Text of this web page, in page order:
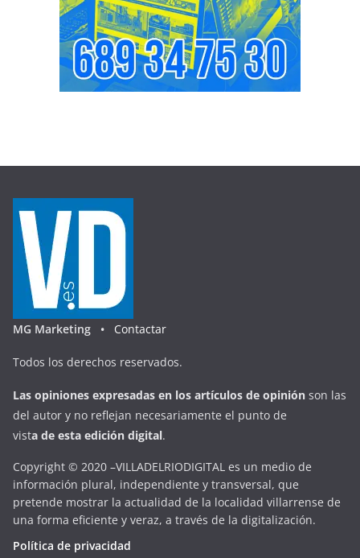
MG Marketing • Contactar
Todos los derechos reservados.
Las opiniones expresadas en los artículos de opinión son las
del autor y no reflejan necesariamente el punto de
vista de esta edición digital.
Copyright © 2020 –VILLADELRIODIGITAL es un medio de
información plural, independiente y transversal, que
pretende mostrar la actualidad de la localidad villarrense de
una forma eficiente y veraz, a través de la digitalización.
Política de privacidad